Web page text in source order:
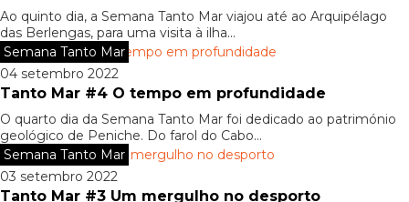
Ao quinto dia, a Semana Tanto Mar viajou até ao Arquipélago
das Berlengas, para uma visita à ilha...
Semana Tanto Mar
04 setembro 2022
Tanto Mar #4 O tempo em profundidade
O quarto dia da Semana Tanto Mar foi dedicado ao património
geológico de Peniche. Do farol do Cabo...
Semana Tanto Mar
03 setembro 2022
Tanto Mar #3 Um mergulho no desporto